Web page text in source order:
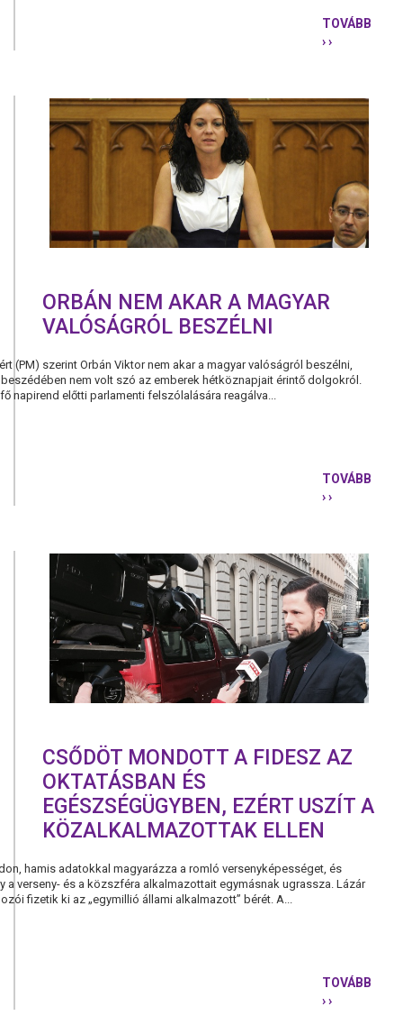
TOVÁBB
› ›
NULLÁS
ORBÁN NEM AKAR A MAGYAR
VALÓSÁGRÓL BESZÉLNI
(PM) szerint Orbán Viktor nem akar a magyar valóságról beszélni,
nem volt szó az emberek hétköznapjait érintő dolgokról.
napirend előtti parlamenti felszólalására reagálva...
TOVÁBB
› ›
A
MAGYAR
BESZÉLNI
CSŐDÖT MONDOTT A FIDESZ AZ
OKTATÁSBAN ÉS
EGÉSZSÉGÜGYBEN, EZÉRT USZÍT A
KÖZALKALMAZOTTAK ELLEN
hamis adatokkal magyarázza a romló versenyképességet, és
a verseny- és a közszféra alkalmazottait egymásnak ugrassza. Lázár
fizetik ki az „egymillió állami alkalmazott” bérét. A...
TOVÁBB
› ›